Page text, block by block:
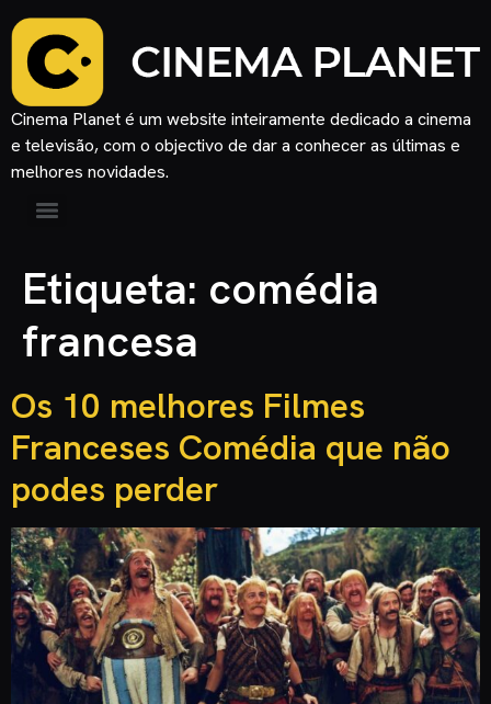
Cinema Planet é um website inteiramente dedicado a cinema
e televisão, com o objectivo de dar a conhecer as últimas e
melhores novidades.
Etiqueta: comédia
francesa
Os 10 melhores Filmes
Franceses Comédia que não
podes perder